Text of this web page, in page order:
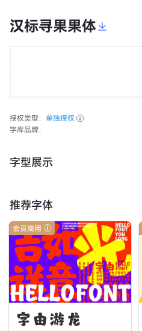
汉标寻果果体
授权类型： 单独授权
字库品牌：
字型展示
推荐字体
会员商用
字由游龙